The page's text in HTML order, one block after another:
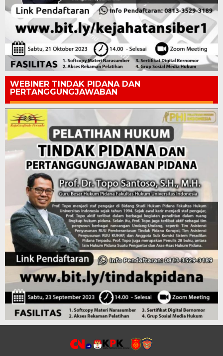
WEBINER TINDAK PIDANA DAN
PERTANGGUNGJAWABAN